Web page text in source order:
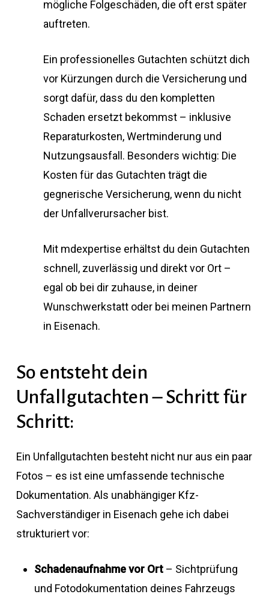
mögliche Folgeschäden, die oft erst später
auftreten.
Ein professionelles Gutachten schützt dich
vor Kürzungen durch die Versicherung und
sorgt dafür, dass du den kompletten
Schaden ersetzt bekommst – inklusive
Reparaturkosten, Wertminderung und
Nutzungsausfall. Besonders wichtig: Die
Kosten für das Gutachten trägt die
gegnerische Versicherung, wenn du nicht
der Unfallverursacher bist.
Mit mdexpertise erhältst du dein Gutachten
schnell, zuverlässig und direkt vor Ort –
egal ob bei dir zuhause, in deiner
Wunschwerkstatt oder bei meinen Partnern
in Eisenach.
So entsteht dein
Unfallgutachten – Schritt für
Schritt:
Ein Unfallgutachten besteht nicht nur aus ein paar
Fotos – es ist eine umfassende technische
Dokumentation. Als unabhängiger Kfz-
Sachverständiger in Eisenach gehe ich dabei
strukturiert vor:
Schadenaufnahme vor Ort– Sichtprüfung
und Fotodokumentation deines Fahrzeugs